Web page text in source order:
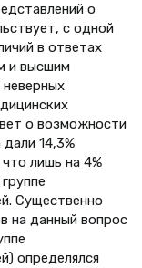
о
с одной
в ответах
и высшим
неверных
о возможности
14,3%
лишь на 4%
Существенно
на данный вопрос
определялся